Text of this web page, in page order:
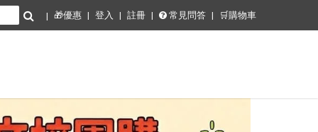
🎁優惠 登入 註冊 常見問答 🛒購物車